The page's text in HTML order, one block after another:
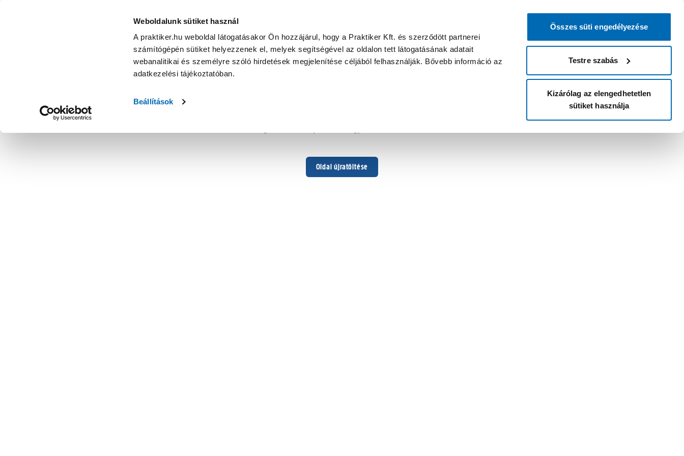
Weboldalunk sütiket használ
A praktiker.hu weboldal látogatásakor Ön hozzájárul, hogy a Praktiker Kft. és szerződött partnerei
számítógépén sütiket helyezzenek el, melyek segítségével az oldalon tett látogatásának adatait
webanalitikai és személyre szóló hirdetések megjelenítése céljából felhasználják. Bővebb információ az
adatkezelési tájékoztatóban.
Beállítások
Összes süti engedélyezése
Testre szabás
Kizárólag az elengedhetetlen
sütiket használja
Oldal újratöltése